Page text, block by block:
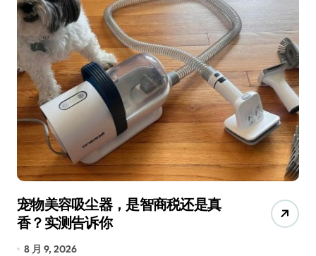
宠物美容吸尘器，是智商税还是真
香？实测告诉你
8 月 9, 2026